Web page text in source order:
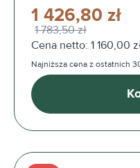
1 426,80 zł
1 783,50 zł
Cena netto: 1 160,00
Najniższa cena z ostatnich